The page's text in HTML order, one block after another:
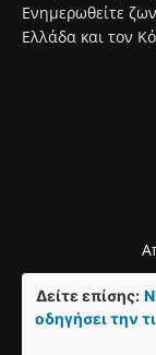
Ενημερωθείτε
Ελλάδα και τον
Δείτε επίσης:
οδηγήσει την